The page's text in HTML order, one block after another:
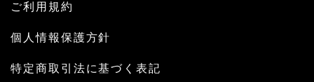
ご利用規約
個人情報保護方針
特定商取引法に基づく表記